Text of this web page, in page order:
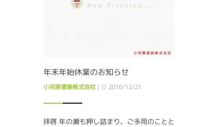
年末年始休業のお知らせ
小河原塗装株式会社 | 2016/12/21
拝啓 年の瀬も押し詰まり、ご多用のことと